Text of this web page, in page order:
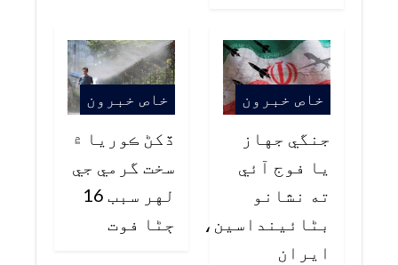
خاص خبرون
جنگي جهاز
يا فوج آئي
ته نشانو
بڻائينداسين،
ايران
خاص خبرون
ڏکڻ ڪوريا ۾
سخت گرمي جي
لهر سبب 16
ڄڻا فوت